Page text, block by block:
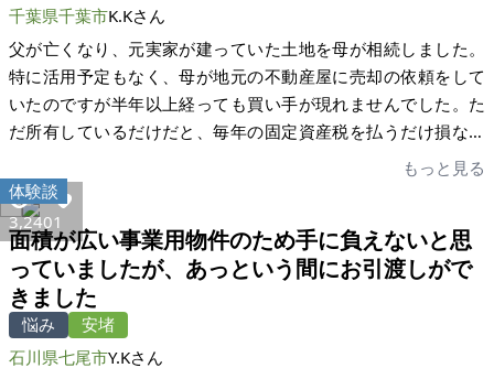
わせや現地内覧も多かったのですが、極力買主さんの立場に立
った目線で対応するよう心がけ、とりわけ物件の欠点を丁寧に
説明したつもりです。内覧の後、買付申し込みが複数あり、先
着順に買主を選定するという方法もあったかもしれませんが、
将来的に物件を適切に管理(雑草などで隣接土地に迷惑を掛けた
くなかった)していただける方にお譲りしたかったため、期限を
決めて出揃ったところで選定させていただきました。結果的
に、唯一常住され入念な管理が可能な買主さんに決めさせてい
ただきました。 買主さんはリフォーム工事完了後移って来られ
る予定ですが、それまでの間引続き私が家庭菜園の管理を依頼
され、繁忙期や収穫時には共同で作業を行っています。成人す
るまで育った実家を手放すことに複雑な思いもあったのです
が、物件を気に入って下さり隣接地主への挨拶に積極的に同行
千葉県千葉市K.Kさん
父が亡くなり、元実家が建っていた土地を母が相続しました。
特に活用予定もなく、母が地元の不動産屋に売却の依頼をして
いたのですが半年以上経っても買い手が現れませんでした。た
だ所有しているだけだと、毎年の固定資産税を払うだけ損なの
で母も困っていました。そこで、私がYouTubeで家いちばを紹
介している動画をたまたま見つけました。通常の不動産屋では
売れないような物件もけっこう売れるということで、利用させ
てもらうことにしました。 掲載をすると、すぐに問い合わせが
来ました。不動産の商談など初めてだったのですが、家いちば
のサイトを通してなので安心感もありました。相手の疑問点に
回答したり内覧日の日程調整をしたくらいで、商談というより
は普通にメールをしているような感覚でした。問い合わせの1週
もっと見る
3,2401
体験談
面積が広い事業用物件のため手に負えないと思
っていましたが、あっという間にお引渡しがで
きました
悩み
安堵
石川県七尾市Y.Kさん